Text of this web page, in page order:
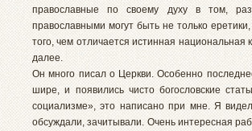
православные по своему духу в том,
православными могут быть не только
того, чем отличается истинная национальная
далее.
Он много писал о Церкви. Особенно
шире, и появились чисто богословские
социализме», это написано при мне. Я
обсуждали, зачитывали. Очень интересная